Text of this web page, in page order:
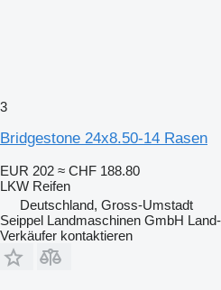
3
Bridgestone 24x8.50-14 Rasen
EUR 202 ≈ CHF 188.80
LKW Reifen
Deutschland, Gross-Umstadt
Seippel Landmaschinen GmbH
Verkäufer kontaktieren